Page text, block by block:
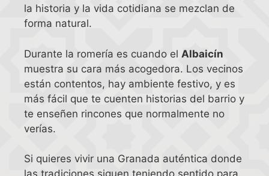
la historia y la vida cotidiana se mezclan de
forma natural.
Durante la romería es cuando el Albaicín
muestra su cara más acogedora. Los vecinos
están contentos, hay ambiente festivo, y es
más fácil que te cuenten historias del barrio y
te enseñen rincones que normalmente no
verías.
Si quieres vivir una Granada auténtica donde
las tradiciones siguen teniendo sentido para